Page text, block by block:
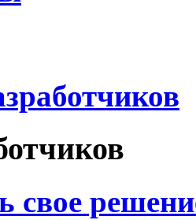
свое